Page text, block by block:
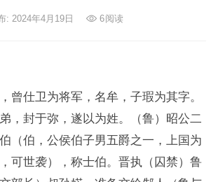
: 2024年4月19日 6阅读
曾仕卫为将军，名牟，子瑕为其字。
，封于弥，遂以为姓。（鲁）昭公二
（伯，公侯伯子男五爵之一，上国为
可世袭），称士伯。晋执（囚禁）鲁